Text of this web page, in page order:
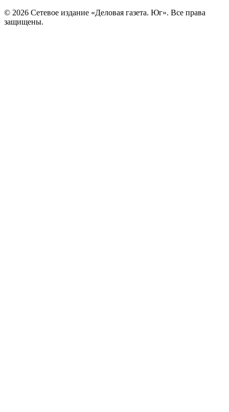
© 2026 Сетевое издание «Деловая газета. Юг». Все права
защищены.